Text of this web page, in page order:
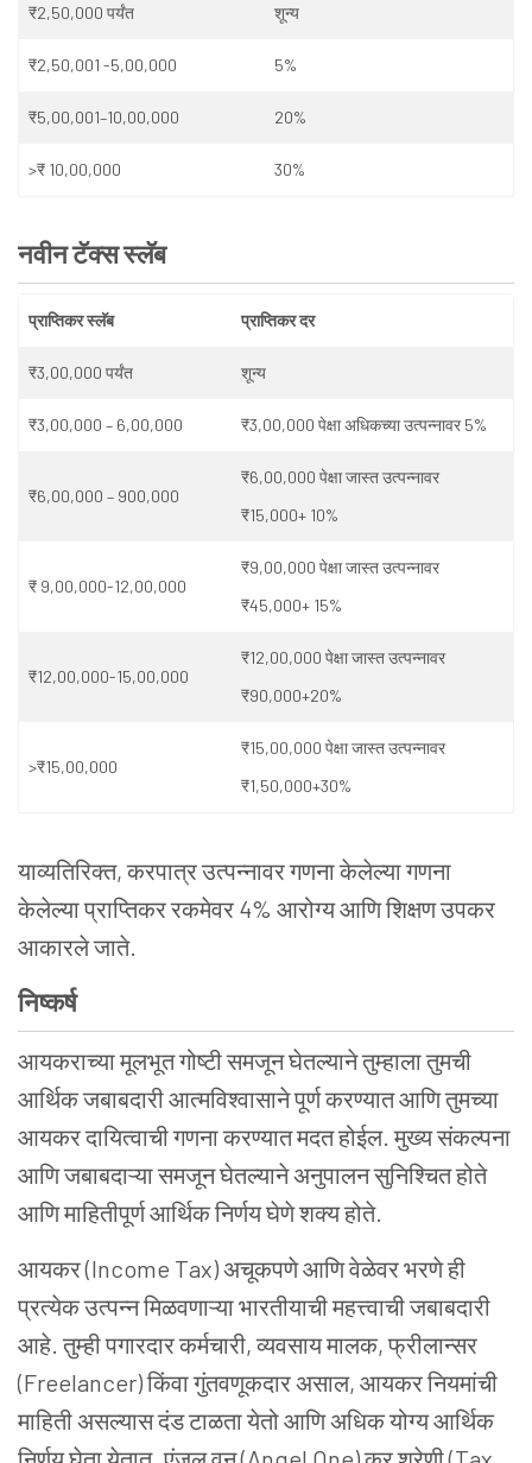
₹2,50,000 पर्यंत शून्य
₹2,50,001 -5,00,000 5%
₹5,00,001–10,00,000 20%
>₹ 10,00,000 30%
नवीन टॅक्स स्लॅब
प्राप्तिकर स्लॅब प्राप्तिकर दर
₹3,00,000 पर्यंत शून्य
₹3,00,000 – 6,00,000 ₹3,00,000 पेक्षा अधिकच्या उत्पन्नावर 5%
₹6,00,000 – 900,000
₹6,00,000 पेक्षा जास्त उत्पन्नावर
₹15,000+ 10%
₹ 9,00,000-12,00,000
₹9,00,000 पेक्षा जास्त उत्पन्नावर
₹45,000+ 15%
₹12,00,000-15,00,000
₹12,00,000 पेक्षा जास्त उत्पन्नावर
₹90,000+20%
>₹15,00,000
₹15,00,000 पेक्षा जास्त उत्पन्नावर
₹1,50,000+30%
याव्यतिरिक्त, करपात्र उत्पन्नावर गणना केलेल्या गणना
केलेल्या प्राप्तिकर रकमेवर 4% आरोग्य आणि शिक्षण उपकर
आकारले जाते.
निष्कर्ष
आयकराच्या मूलभूत गोष्टी समजून घेतल्याने तुम्हाला तुमची
आर्थिक जबाबदारी आत्मविश्वासाने पूर्ण करण्यात आणि तुमच्या
आयकर दायित्वाची गणना करण्यात मदत होईल. मुख्य संकल्पना
आणि जबाबदाऱ्या समजून घेतल्याने अनुपालन सुनिश्चित होते
आणि माहितीपूर्ण आर्थिक निर्णय घेणे शक्य होते.
आयकर (Income Tax) अचूकपणे आणि वेळेवर भरणे ही
प्रत्येक उत्पन्न मिळवणाऱ्या भारतीयाची महत्त्वाची जबाबदारी
आहे. तुम्ही पगारदार कर्मचारी, व्यवसाय मालक, फ्रीलान्सर
(Freelancer) किंवा गुंतवणूकदार असाल, आयकर नियमांची
माहिती असल्यास दंड टाळता येतो आणि अधिक योग्य आर्थिक